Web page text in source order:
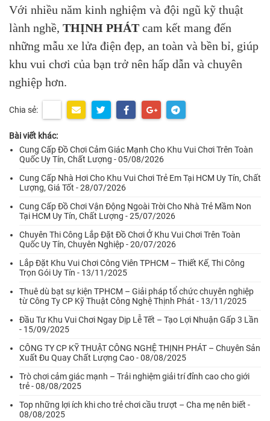
Với nhiều năm kinh nghiệm và đội ngũ kỹ thuật
lành nghề, THỊNH PHÁT cam kết mang đến
những mẫu xe lửa điện đẹp, an toàn và bền bỉ, giúp
khu vui chơi của bạn trở nên hấp dẫn và chuyên
nghiệp hơn.
Chia sẻ:
Bài viết khác:
Cung Cấp Đồ Chơi Cảm Giác Mạnh Cho Khu Vui Chơi Trên Toàn
Quốc Uy Tín, Chất Lượng - 05/08/2026
Cung Cấp Nhà Hơi Cho Khu Vui Chơi Trẻ Em Tại HCM Uy Tín, Chất
Lượng, Giá Tốt - 28/07/2026
Cung Cấp Đồ Chơi Vận Động Ngoài Trời Cho Nhà Trẻ Mầm Non
Tại HCM Uy Tín, Chất Lượng - 25/07/2026
Chuyên Thi Công Lắp Đặt Đồ Chơi Ở Khu Vui Chơi Trên Toàn
Quốc Uy Tín, Chuyên Nghiệp - 20/07/2026
Lắp Đặt Khu Vui Chơi Công Viên TPHCM – Thiết Kế, Thi Công
Trọn Gói Uy Tín - 13/11/2025
Thuê dù bạt sự kiện TPHCM – Giải pháp tổ chức chuyên nghiệp
từ Công Ty CP Kỹ Thuật Công Nghệ Thịnh Phát - 13/11/2025
Đầu Tư Khu Vui Chơi Ngay Dịp Lễ Tết – Tạo Lợi Nhuận Gấp 3 Lần
- 15/09/2025
CÔNG TY CP KỸ THUẬT CÔNG NGHỆ THỊNH PHÁT – Chuyên Sản
Xuất Đu Quay Chất Lượng Cao - 08/08/2025
Trò chơi cảm giác mạnh – Trải nghiệm giải trí đỉnh cao cho giới
trẻ - 08/08/2025
Top những lợi ích khi cho trẻ chơi cầu trượt – Cha mẹ nên biết -
08/08/2025